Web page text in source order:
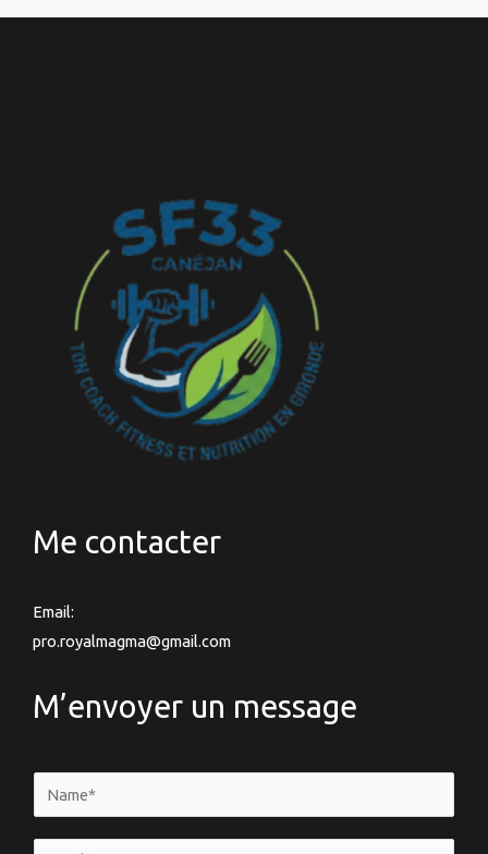
Me contacter
Email:
pro.royalmagma@gmail.com
M’envoyer un message
a
m